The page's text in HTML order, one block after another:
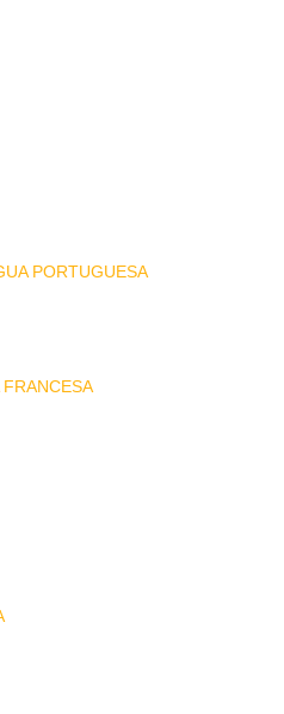
PORTUGUESA